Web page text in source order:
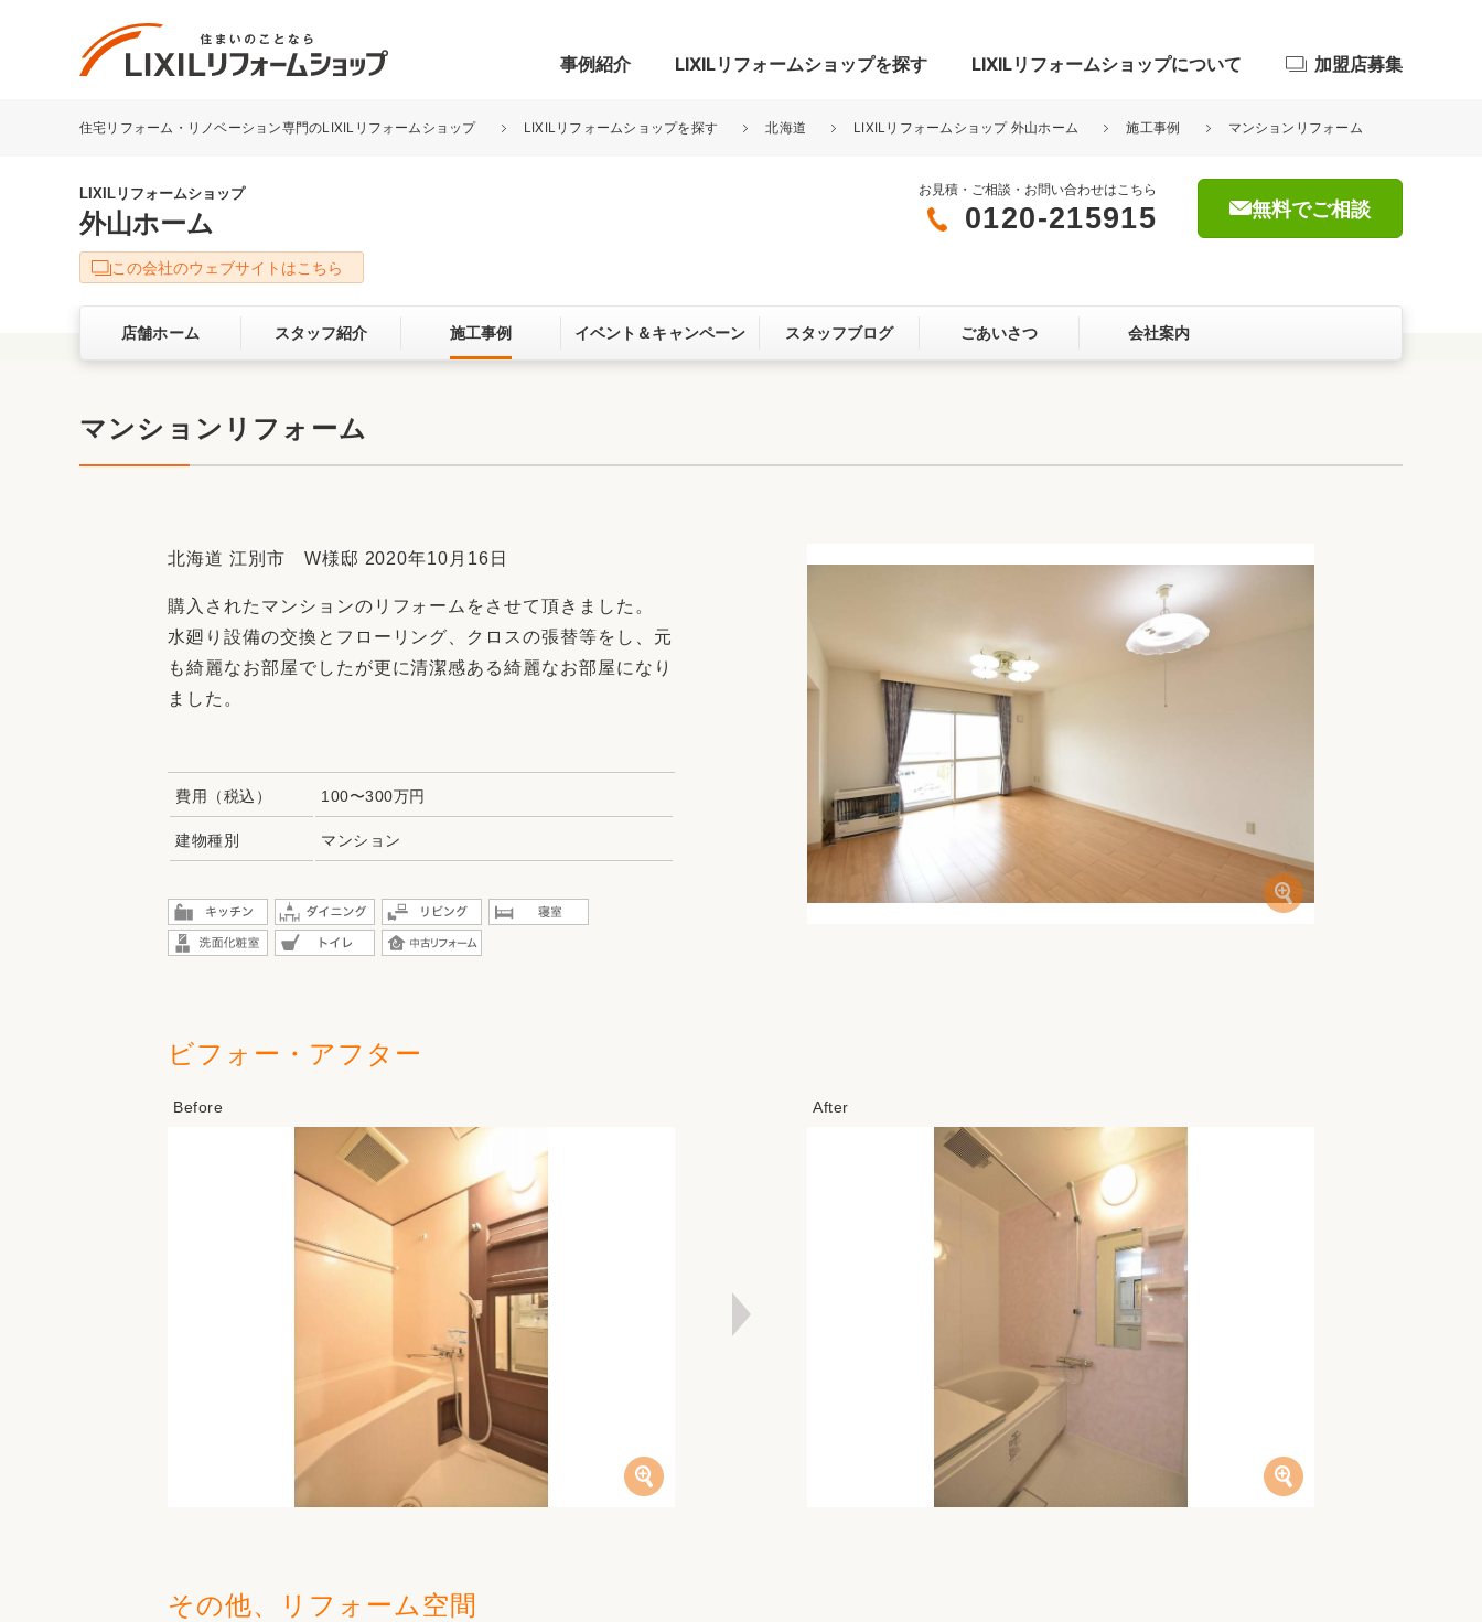
事例紹介
リフォーム事例を探す
キッチン
洗面化粧室 トイレ 玄関まわり 門まわり 屋根・外壁
ベランダ・バルコニー ガーデンスペース カースペース
お客さまの声 3Dシミュレーション
LIXILリフォームショップを探す LIXILリフォームショップについて
LIXILリフォームショップについて
サービス向上・品質改善の取り組み お客さま満足度アンケート
ここちいい暮らしをつくる、価値・性能向上
中古物件探しから性能向上リフォームをワン
ストップ
リフォームお役立ち情報
加盟店募集
住宅リフォーム・リノベーション専門のLIXILリフォームショップ LIXILリフォームショップを探す 北海道 LIXILリフォームショップ 外山ホーム 施工事例 マンションリフォーム
LIXILリフォームショップ
外山ホーム
お見積・ご相談・お問い合わせはこちら
0120-215915 無料でご相談
この会社のウェブサイトはこちら
店舗ホーム スタッフ紹介 施工事例 イベント＆キャンペーン スタッフブログ ごあいさつ 会社案内
マンションリフォーム
北海道 江別市 W様邸 2020年10月16日
購入されたマンションのリフォームをさせて頂きました。
水廻り設備の交換とフローリング、クロスの張替等をし、元
も綺麗なお部屋でしたが更に清潔感ある綺麗なお部屋になり
ました。
費用（税込） 100〜300万円
建物種別 マンション
ビフォー・アフター
その他、リフォーム空間